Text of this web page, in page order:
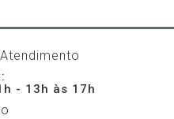
- 13h às 17h